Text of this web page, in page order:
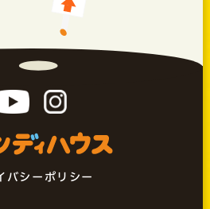
バシーポリシー